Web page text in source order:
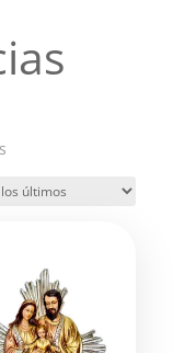
Ordenado
los